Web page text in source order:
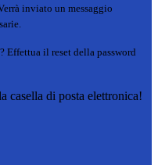
inviato un messaggio
Effettua il reset della password
casella di posta elettronica!